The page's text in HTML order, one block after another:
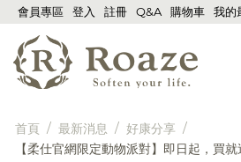
會員專區 登入 註冊 Q&A 購物車 我的
首頁 / 最新消息 / 好康分享 /
【柔仕官網限定動物派對】即日起，買